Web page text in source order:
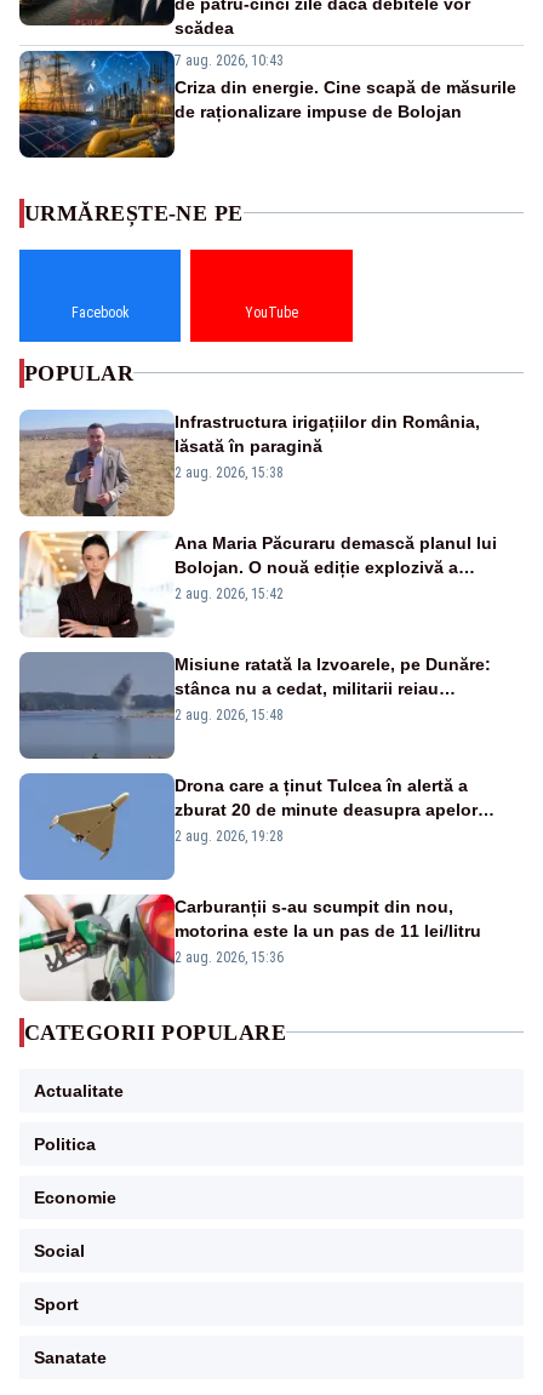
scădea
7 aug. 2026, 10:43
Criza din energie. Cine scapă de măsurile
de raționalizare impuse de Bolojan
URMĂREȘTE-NE PE
Facebook YouTube
POPULAR
Infrastructura irigațiilor din România,
lăsată în paragină
2 aug. 2026, 15:38
Ana Maria Păcuraru demască planul lui
Bolojan. O nouă ediție explozivă a
emisiunii „Miza Zilei” la Realitatea PLUS
2 aug. 2026, 15:42
Misiune ratată la Izvoarele, pe Dunăre:
stânca nu a cedat, militarii reiau
detonările luni – VIDEO
2 aug. 2026, 15:48
Drona care a ținut Tulcea în alertă a
zburat 20 de minute deasupra apelor
României. Au fost ridicate două F-16
2 aug. 2026, 19:28
Carburanții s-au scumpit din nou,
motorina este la un pas de 11 lei/litru
2 aug. 2026, 15:36
CATEGORII POPULARE
Actualitate
Politica
Economie
Social
Sport
Sanatate